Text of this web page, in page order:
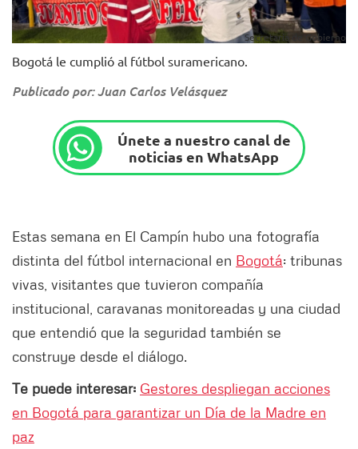
Secretaría de Gobierno
Bogotá le cumplió al fútbol suramericano.
Publicado por: Juan Carlos Velásquez
Únete a nuestro canal de
noticias en WhatsApp
Estas semana en El Campín hubo una fotografía
distinta del fútbol internacional en Bogotá: tribunas
vivas, visitantes que tuvieron compañía
institucional, caravanas monitoreadas y una ciudad
que entendió que la seguridad también se
construye desde el diálogo.
Te puede interesar: Gestores despliegan acciones
en Bogotá para garantizar un Día de la Madre en
paz